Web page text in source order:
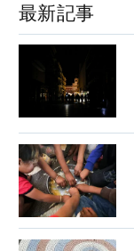
最新記事